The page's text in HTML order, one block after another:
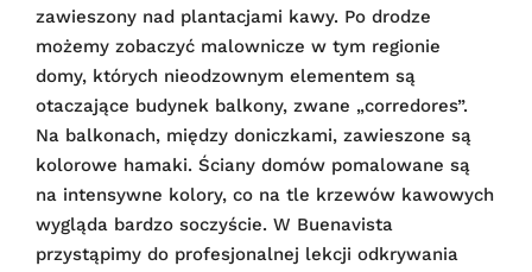
zawieszony nad plantacjami kawy. Po drodze
możemy zobaczyć malownicze w tym regionie
domy, których nieodzownym elementem są
otaczające budynek balkony, zwane „corredores”.
Na balkonach, między doniczkami, zawieszone są
kolorowe hamaki. Ściany domów pomalowane są
na intensywne kolory, co na tle krzewów kawowych
wygląda bardzo soczyście. W Buenavista
przystąpimy do profesjonalnej lekcji odkrywania